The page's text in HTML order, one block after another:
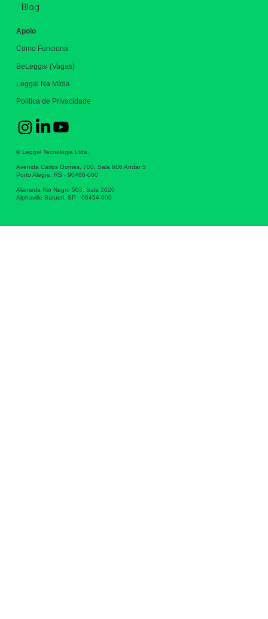
Blog
© Leggal Tecnologia Ltda.
Avenida Carlos Gomes, 700, Sala 606 Andar 5
Porto Alegre, RS - 90480-000
Alameda Rio Negro 503, Sala 2020
Alphaville Barueri, SP - 06454-000
Apoio
Como Funciona
BeLeggal (Vagas)
Leggal Na Mídia
Política de Privacidade